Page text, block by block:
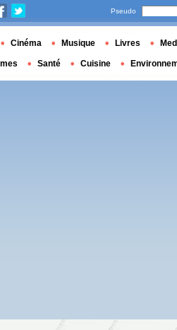
Pseudo
Cinéma Musique Livres
Santé Cuisine